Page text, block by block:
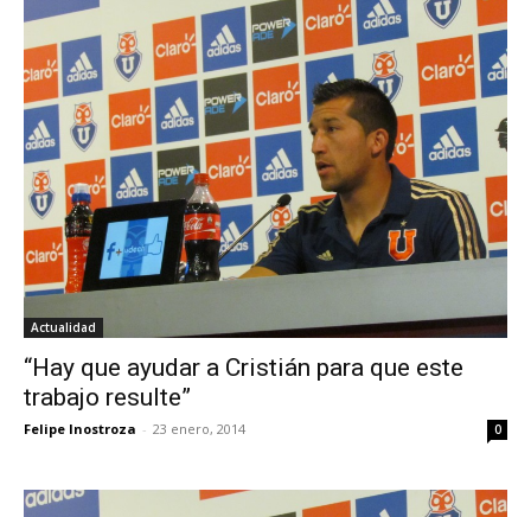
Actualidad
“Hay que ayudar a Cristián para que este
trabajo resulte”
Felipe Inostroza - 23 enero, 2014 0